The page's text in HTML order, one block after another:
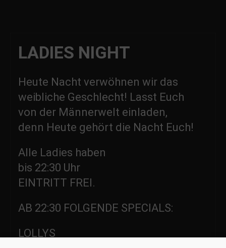
LADIES NIGHT
Heute Nacht verwöhnen wir das
weibliche Geschlecht! Lasst Euch
von der Männerwelt einladen,
denn Heute gehört die Nacht Euch!
Alle Ladies haben
bis 22:30 Uhr
EINTRITT FREI.
AB 22:30 FOLGENDE SPECIALS:
LOLLYS